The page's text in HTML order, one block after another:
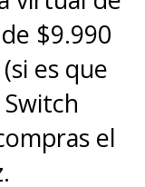
a 60fps
2, con
nuevas.
: la
$9.990
es que
el